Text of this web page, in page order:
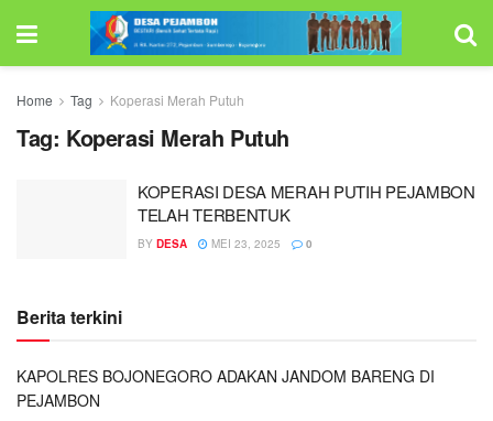
Home Tag Koperasi Merah Putuh
Tag: Koperasi Merah Putuh
KOPERASI DESA MERAH PUTIH PEJAMBON
TELAH TERBENTUK
BY DESA MEI 23, 2025 0
Berita terkini
KAPOLRES BOJONEGORO ADAKAN JANDOM BARENG DI
PEJAMBON